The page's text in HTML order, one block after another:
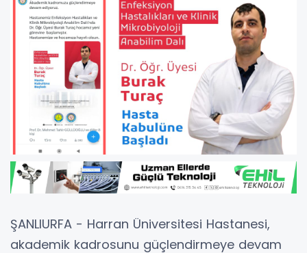
ŞANLIURFA - Harran Üniversitesi Hastanesi,
akademik kadrosunu güçlendirmeye devam